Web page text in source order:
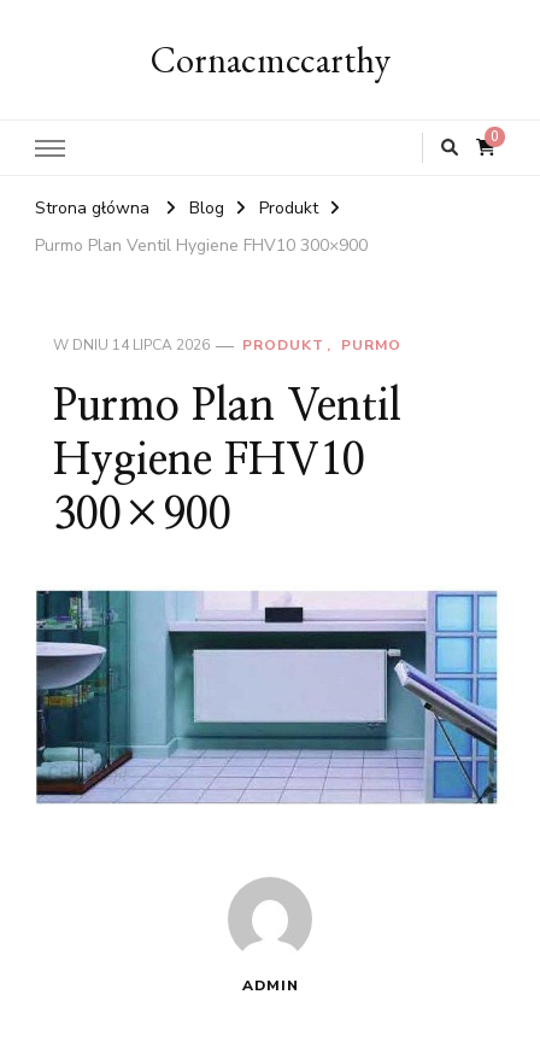
Cornacmccarthy
0
Strona główna Blog
Produkt
Purmo Plan Ventil Hygiene FHV10 300×900
W DNIU 14 LIPCA 2026 PRODUKT PURMO
Purmo Plan Ventil
Hygiene FHV10
300×900
ADMIN